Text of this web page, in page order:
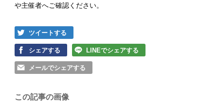
や主催者へご確認ください。
ツイートする
シェアする LINEでシェアする
メールでシェアする
この記事の画像